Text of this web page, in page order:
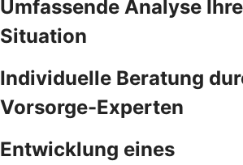
Umfassende Analyse
Situation
Individuelle Beratung
Vorsorge-Experten
Entwicklung eines